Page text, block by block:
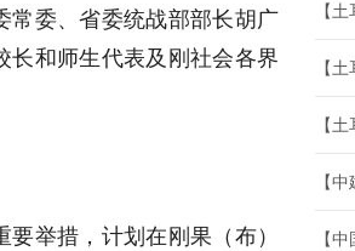
常委、省委统战部部长胡广
长和师生代表及刚社会各界
举措，计划在刚果（布）
【
【
【
【
【